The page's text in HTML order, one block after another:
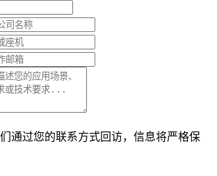
通过您的联系方式回访，信息将严格保